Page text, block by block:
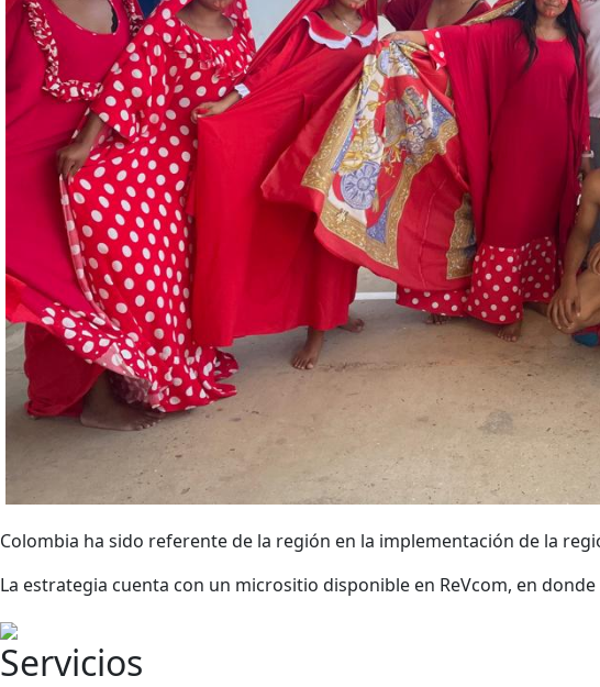
Colombia ha sido referente de la región en la implementación de la
La estrategia cuenta con un micrositio disponible en ReVcom, en
Servicios